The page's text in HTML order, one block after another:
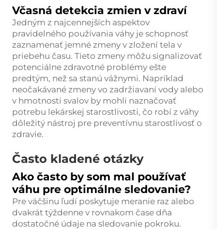
Včasná detekcia zmien v zdraví
Jedným z najcennejších aspektov
pravidelného používania váhy je schopnosť
zaznamenať jemné zmeny v zložení tela v
priebehu času. Tieto zmeny môžu signalizovať
potenciálne zdravotné problémy ešte
predtým, než sa stanú vážnymi. Napríklad
neočakávané zmeny vo zadržiavaní vody alebo
v hmotnosti svalov by mohli naznačovať
potrebu lekárskej starostlivosti, čo robí z váhy
dôležitý nástroj pre preventívnu starostlivosť o
zdravie.
Často kladené otázky
Ako často by som mal používať
váhu pre optimálne sledovanie?
Pre väčšinu ľudí poskytuje meranie raz alebo
dvakrát týždenne v rovnakom čase dňa
dostatočné údaje na sledovanie pokroku.